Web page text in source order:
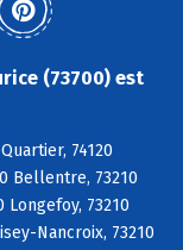
(73700) est
74120
Bellentre, 73210
Longefoy, 73210
Nancroix, 73210